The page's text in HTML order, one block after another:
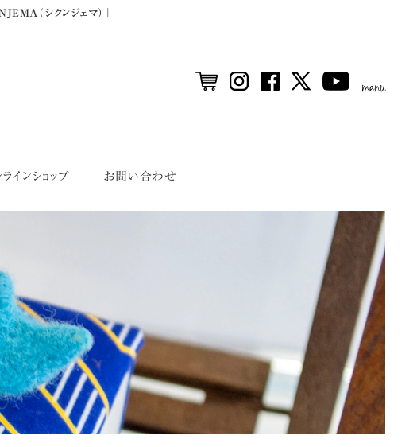
MEN
（シクンジェマ）」
ラインショップ お問い合わせ